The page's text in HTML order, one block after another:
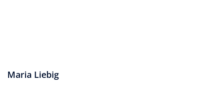
Maria Liebig